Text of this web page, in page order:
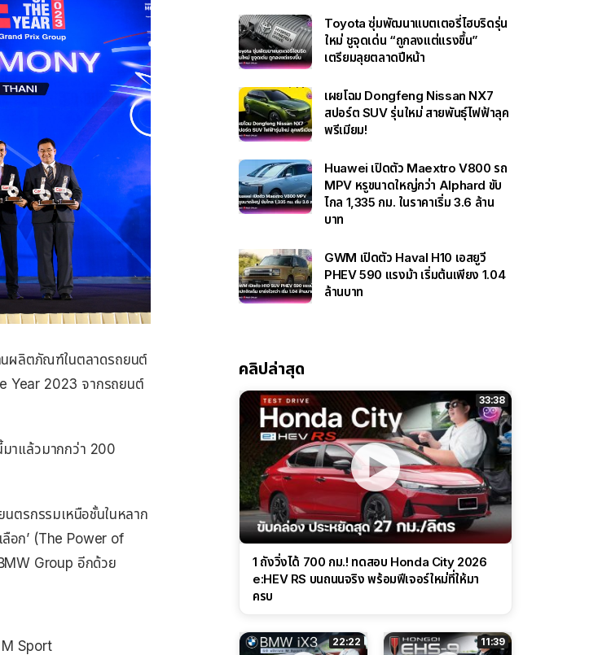
นผลิตภัณฑ์ในตลาดรถยนต์
Year 2023 จากรถยนต์
มาแล้วมากกว่า 200
นตรกรรมเหนือชั้นในหลาก
อก’ (The Power of
Group อีกด้วย
Sport
Toyota ซุ่มพัฒนาแบตเตอรี่ไฮบริดรุ่น
ใหม่ ชูจุดเด่น “ถูกลงแต่แรงขึ้น”
เตรียมลุยตลาดปีหน้า
เผยโฉม Dongfeng Nissan NX7
สปอร์ต SUV รุ่นใหม่ สายพันธุ์ไฟฟ้าลุค
พรีเมียม!
Huawei เปิดตัว Maextro V800 รถ
MPV หรูขนาดใหญ่กว่า Alphard ขับ
ไกล 1,335 กม. ในราคาเริ่ม 3.6 ล้าน
บาท
GWM เปิดตัว Haval H10 เอสยูวี
PHEV 590 แรงม้า เริ่มต้นเพียง 1.04
ล้านบาท
คลิปล่าสุด
33:38
1 ถังวิ่งได้ 700 กม.! ทดสอบ Honda City 2026
e:HEV RS บนถนนจริง พร้อมฟีเจอร์ใหม่ที่ให้มา
ครบ
22:22 11:39